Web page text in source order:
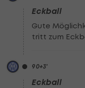
Eckball
Gute
tritt zum
90+3'
Eckball